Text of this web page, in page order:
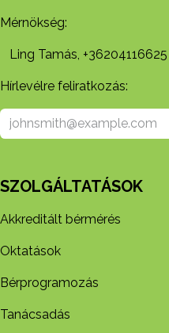
Mérnökség:
Ling Tamás, +36204116625
Hírlevélre feliratkozás:
SZOLGÁLTATÁSOK
Akkreditált bérmérés
Oktatások
Bérprogramozás
Tanácsadás